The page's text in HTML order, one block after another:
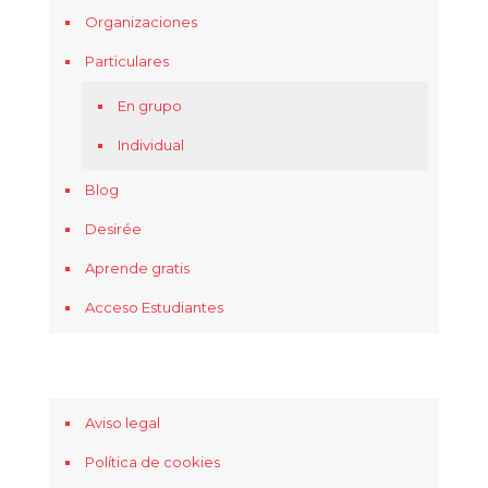
Organizaciones
Particulares
En grupo
Individual
Blog
Desirée
Aprende gratis
Acceso Estudiantes
Aviso legal
Política de cookies